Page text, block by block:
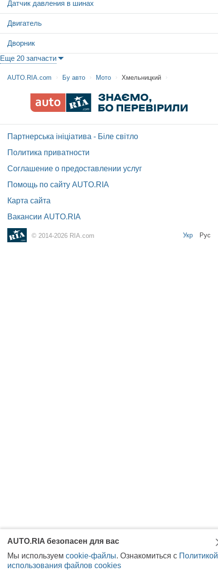
Датчик давления в шинах
Двигатель
Дворник
Еще 20 запчасти
AUTO.RIA.com Бу авто Мото Хмельницкий
Партнерська ініціатива - Біле світло
Политика приватности
Соглашение о предоставлении услуг
Помощь по сайту AUTO.RIA
Карта сайта
Вакансии AUTO.RIA
© 2014-2026 RIA.com Укр Рус
AUTO.RIA безопасен для вас
Мы используем cookie-файлы. Ознакомиться с Политикой
использования файлов cookies